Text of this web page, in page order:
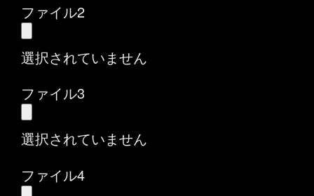
ファイル2
選択されていません
ファイル3
選択されていません
ファイル4